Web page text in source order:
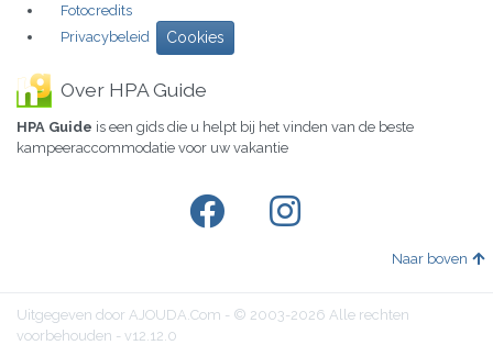
Fotocredits
Privacybeleid
Cookies
Over HPA Guide
HPA Guide is een gids die u helpt bij het vinden van de beste
kampeeraccommodatie voor uw vakantie
Naar boven
Uitgegeven door AJOUDA.Com - © 2003-2026 Alle rechten
voorbehouden - v12.12.0